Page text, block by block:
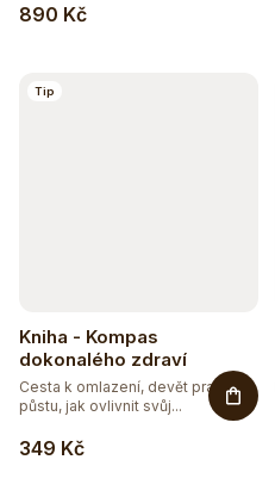
890 Kč
Tip
Kniha - Kompas
dokonalého zdraví
349 Kč
Cesta k omlazení, devět pravidel
půstu, jak ovlivnit svůj...